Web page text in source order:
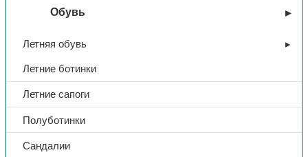
Обувь
Летняя обувь
Летние ботинки
Летние сапоги
Полуботинки
Сандалии
Материал
Тип крепления наголовное